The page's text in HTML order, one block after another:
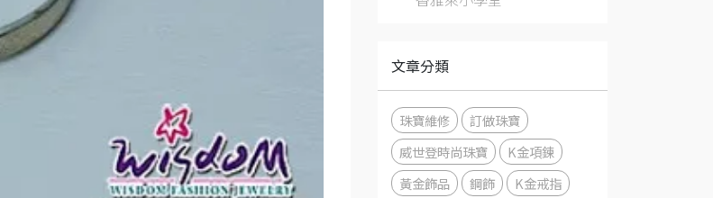
文章分類
珠寶維修
訂做珠寶
威世登時尚珠寶
K金項鍊
黃金飾品
鋼飾
K金戒指